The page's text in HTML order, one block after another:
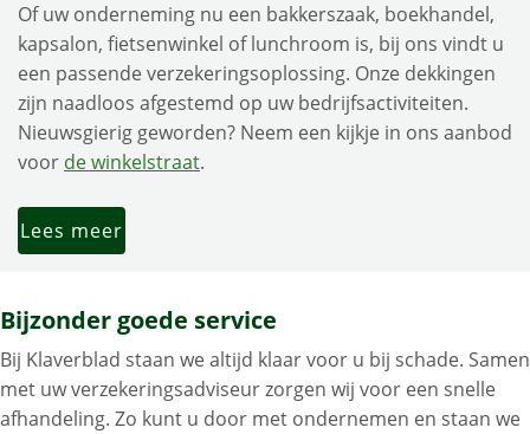
Of uw onderneming nu een bakkerszaak, boekhandel,
kapsalon, fietsenwinkel of lunchroom is, bij ons vindt u
een passende verzekeringsoplossing. Onze dekkingen
zijn naadloos afgestemd op uw bedrijfsactiviteiten.
Nieuwsgierig geworden? Neem een kijkje in ons aanbod
voor de winkelstraat.
Lees meer
Bijzonder goede service
Bij Klaverblad staan we altijd klaar voor u bij schade. Samen
met uw verzekeringsadviseur zorgen wij voor een snelle
afhandeling. Zo kunt u door met ondernemen en staan we